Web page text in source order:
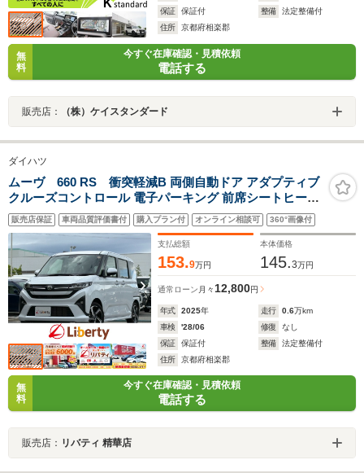
保証
保証付 整備
法定整備付
住所
京都府相楽郡
無
料
今すぐ在庫確認・見積依頼
電話する
販売店： （株）ケイスタンダード
ダイハツ
ムーヴ 660 RS 衝突軽減B 両側自動ドア アダプティブ
クルーズコントロール 電子パーキング 前席シートヒータ
ー 革巻きステアリング LEDヘッドライト フォグライト
スマートキー アイドリングストップ 純正アルミホイール
販売店保証 車両品質評価書付 購入プラン付 オンライン相談可 360°画像付
支払総額
153.9万円
本体価格
145.3万円
通常ローン 月々 12,800円
年式 2025年 走行 0.6万km
車検
'28/06 修復
なし
保証
保証付 整備
法定整備付
住所
京都府相楽郡
無
料
今すぐ在庫確認・見積依頼
電話する
販売店： リバティ 精華店